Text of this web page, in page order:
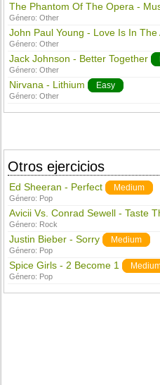
The Phantom Of The Opera -
Género:Other
John Paul Young - Love Is In The
Género:Other
Jack Johnson - Better Together
Género:Other
Nirvana - Lithium Easy
Género:Other
Otros ejercicios
Ed Sheeran - Perfect Medium
Género: Pop
Avicii Vs. Conrad Sewell - Taste
Género: Rock
Justin Bieber - Sorry Medium
Género: Pop
Spice Girls - 2 Become 1
Género: Pop